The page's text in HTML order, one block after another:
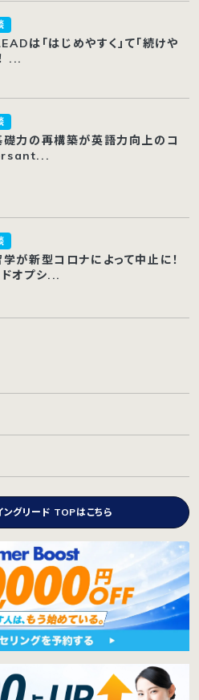
は「はじめやすく」て「続けや
...
礎力の再構築が英語力向上のコ
が新型コロナによって中止に！
オプシ...
グリード TOPはこちら